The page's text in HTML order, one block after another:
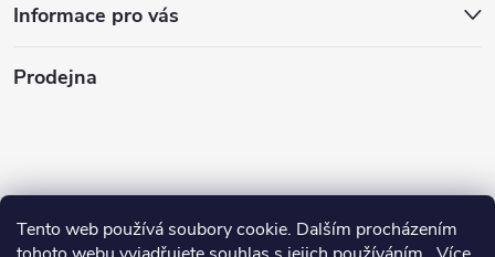
Tento web používá soubory cookie. Dalším procházením
Informace pro vás
Prodejna